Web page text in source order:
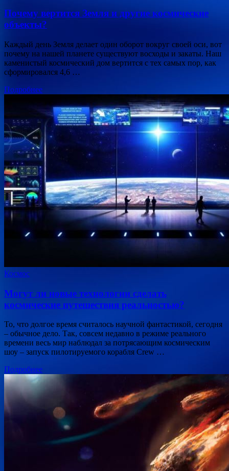
Почему вертится Земля и другие космические
объекты?
Каждый день Земля делает один оборот вокруг своей оси, вот
почему на нашей планете существуют восходы и закаты. Наш
каменистый космический дом вертится с тех самых пор, как
сформировался 4,6 …
Подробнее
Космос
Могут ли новые технологии сделать
космические путешествия реальностью?
То, что долгое время считалось научной фантастикой, сегодня
– обычное дело. Так, совсем недавно в режиме реального
времени весь мир наблюдал за потрясающим космическим
шоу – запуск пилотируемого корабля Crew …
Подробнее